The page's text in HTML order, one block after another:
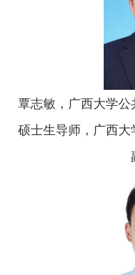
覃志敏，广西大学公
硕士生导师，广西